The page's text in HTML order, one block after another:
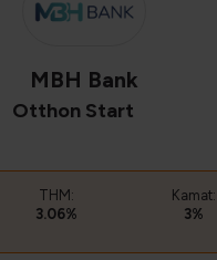
MBH Bank
Otthon Start
THM:
3.06%
Kamat:
3%